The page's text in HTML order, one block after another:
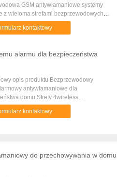
GSM antywłamaniowe systemy
z wieloma strefami bezprzewodowych
GSM karty SIM do ochrony
/ rozbrojenie może być ...
kontaktowy
alarmu dla bezpieczeństwa
produktu Bezprzewodowy
antywłamaniowe dla
domu Strefy 4wireless,
bezprzewodowa: 315 / 433MHz
6groups numer telefonu Wireless
alarmowy domu może
kontaktowy
do przechowywania w domu